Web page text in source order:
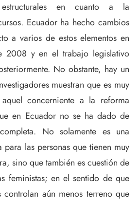
en cuanto a la
Ecuador ha hecho cambios
a varios de estos elementos en
2008 y en el trabajo legislativo
No obstante, hay un
muestran que es muy
concerniente a la reforma
en Ecuador no se ha dado de
No solamente es una
las personas que tienen muy
sino que también es cuestión de
feministas; en el sentido de que
controlan aún menos terreno que